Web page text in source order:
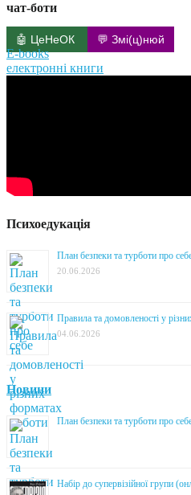
чат-боти
🤖 ЦеНеОК 💬 Змі(ц)нюй
E-books
електронні книги
Психоедукація
План безпеки та турботи про
20.06.2026
Правила та домовленості у
04.06.2026
Новини
План безпеки та турботи про
Набір до супервізійної групи